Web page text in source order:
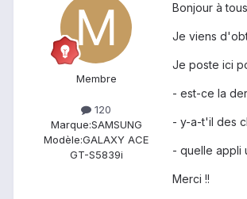
Membre
120
Marque:SAMSUNG
Modèle:GALAXY ACE
GT-S5839i
Bonjour à
Je viens
Je poste ici
- est-ce la
- y-a-t'il des
- quelle appli
Merci !!